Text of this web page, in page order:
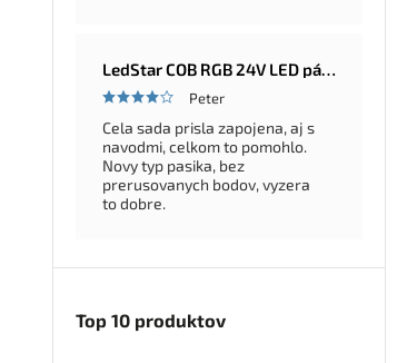
LedStar COB RGB 24V LED pásik 5–20 m – farebná LED sada so zdrojom a ovládačom na výber, konfigurátor
Peter
Cela sada prisla zapojena, aj s
navodmi, celkom to pomohlo.
Novy typ pasika, bez
prerusovanych bodov, vyzera
to dobre.
Top 10 produktov